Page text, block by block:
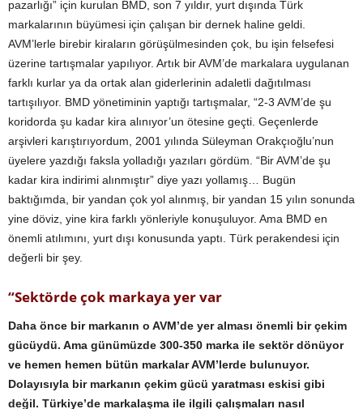
pazarlığı” için kurulan BMD, son 7 yıldır, yurt dışında Türk
markalarının büyümesi için çalışan bir dernek haline geldi.
AVM’lerle birebir kiraların görüşülmesinden çok, bu işin felsefesi
üzerine tartışmalar yapılıyor. Artık bir AVM’de markalara uygulanan
farklı kurlar ya da ortak alan giderlerinin adaletli dağıtılması
tartışılıyor. BMD yönetiminin yaptığı tartışmalar, “2-3 AVM’de şu
koridorda şu kadar kira alınıyor’un ötesine geçti. Geçenlerde
arşivleri karıştırıyordum, 2001 yılında Süleyman Orakçıoğlu’nun
üyelere yazdığı faksla yolladığı yazıları gördüm. “Bir AVM’de şu
kadar kira indirimi alınmıştır” diye yazı yollamış… Bugün
baktığımda, bir yandan çok yol alınmış, bir yandan 15 yılın sonunda
yine döviz, yine kira farklı yönleriyle konuşuluyor. Ama BMD en
önemli atılımını, yurt dışı konusunda yaptı. Türk perakendesi için
değerli bir şey.
“Sektörde çok markaya yer var
Daha önce bir markanın o AVM’de yer alması önemli bir çekim
gücüydü. Ama günümüzde 300-350 marka ile sektör dönüyor
ve hemen hemen bütün markalar AVM’lerde bulunuyor.
Dolayısıyla bir markanın çekim gücü yaratması eskisi gibi
değil. Türkiye’de markalaşma ile ilgili çalışmaları nasıl